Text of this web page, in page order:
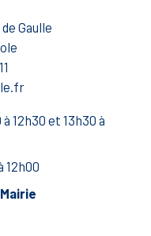
Gaulle
12h30 et 13h30 à
12h00